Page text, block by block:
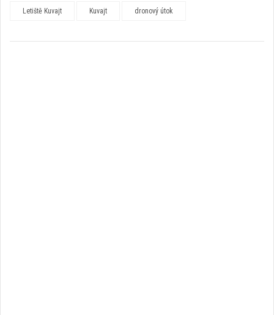
Letiště Kuvajt Kuvajt dronový útok